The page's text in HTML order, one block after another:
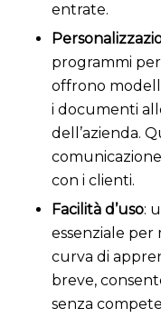
entrate.
programmi
offrono
i documenti
dell’azienda.
con i clienti.
Facilità d’uso:
essenziale per
curva di
breve,
senza